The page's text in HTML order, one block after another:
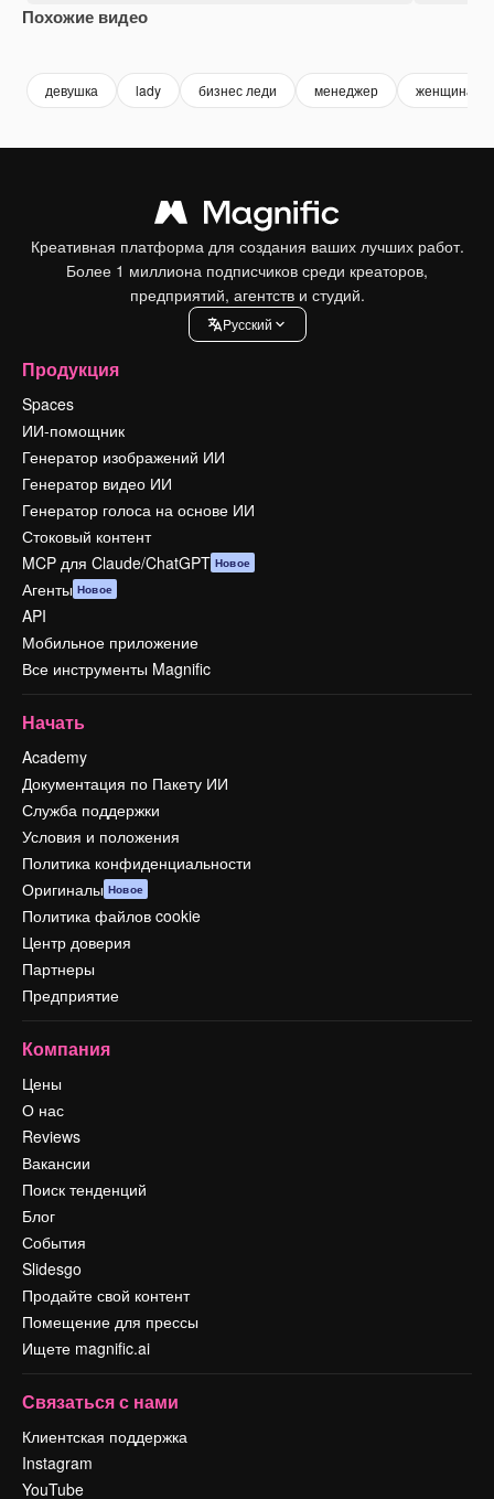
Похожие видео
девушка lady бизнес леди менеджер женщина
Креативная платформа для создания ваших лучших работ.
Более 1 миллиона подписчиков среди креаторов,
предприятий, агентств и студий.
Pусский
Продукция
Spaces
ИИ-помощник
Генератор изображений ИИ
Генератор видео ИИ
Генератор голоса на основе ИИ
Стоковый контент
MCP для Claude/ChatGPT Новое
Агенты Новое
API
Мобильное приложение
Все инструменты Magnific
Начать
Academy
Документация по Пакету ИИ
Служба поддержки
Условия и положения
Политика конфиденциальности
Оригиналы Новое
Политика файлов cookie
Центр доверия
Партнеры
Предприятие
Компания
Цены
О нас
Reviews
Вакансии
Поиск тенденций
Блог
События
Slidesgo
Продайте свой контент
Помещение для прессы
Ищете magnific.ai
Связаться с нами
Клиентская поддержка
Instagram
YouTube